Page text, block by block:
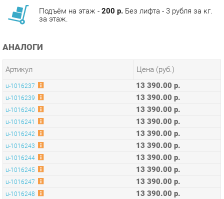
АНАЛОГИ
u-1016239 13 390.00 р.
13 390.00 р.
13 390.00 р.
u-1016243 13 390.00 р.
u-1016244 13 390.00 р.
u-1016245 13 390.00 р.
u-1016247 13 390.00 р.
u-1016248 13 390.00 р.
u-1016249 13 390.00 р.
u-1016250 13 390.00 р.